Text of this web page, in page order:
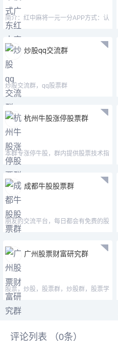
简介：红中麻将一元一分APP方式：认
准微—mj33656—mimi15
炒股qq交流群
炒股交流群，qq股票群
杭州牛股涨停股票群
本群专涨停牛股，群内提供股票技术指
导，股票解套指导，欢迎
成都牛股股票群
朋友的交流平台，每日都会有免费的股
票更新，也欢迎大家积
广州股票财富研究群
股票，炒股，股票群，炒股群，股票学
习群，股票交流群，炒股学习群
评论列表 （0条）